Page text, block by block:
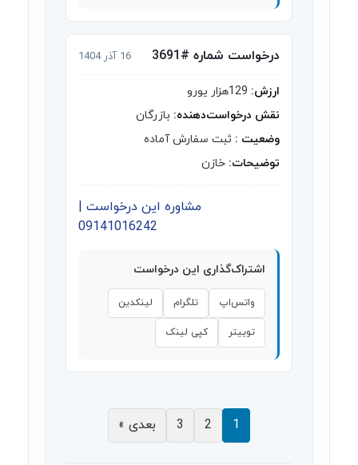
درخواست شماره #3691 16 آذر 1404
ارزش:
نقش درخواست‌دهنده: بازرگان
وضعیت : ثبت سفارش آماده
توضیحات: خازن
مشاوره این درخواست |
09141016242
اشتراک‌گذاری این درخواست
واتس‌اپ تلگرام لینکدین
توییتر کپی لینک
1
2
3 بعدی »